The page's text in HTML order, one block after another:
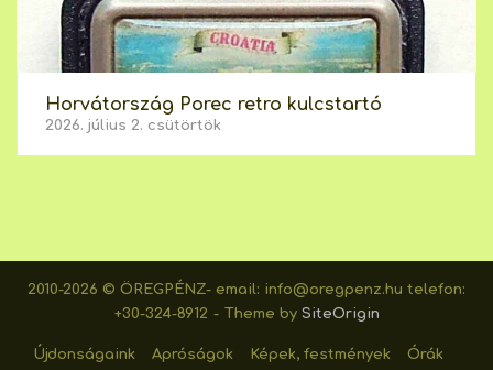
Horvátország Porec retro kulcstartó
2026. július 2. csütörtök
2010-2026 © ÖREGPÉNZ- email: info@oregpenz.hu telefon:
+30-324-8912
Theme by SiteOrigin
Újdonságaink Apróságok Képek, festmények
Órák